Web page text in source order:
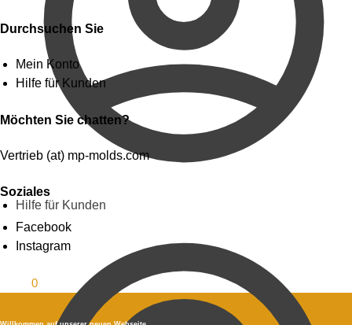
Hilfe für Kunden
Durchsuchen Sie
Mein Konto
Hilfe für Kunden
Möchten Sie chatten?
Vertrieb (at) mp-molds.com
Soziales
Facebook
Instagram
0